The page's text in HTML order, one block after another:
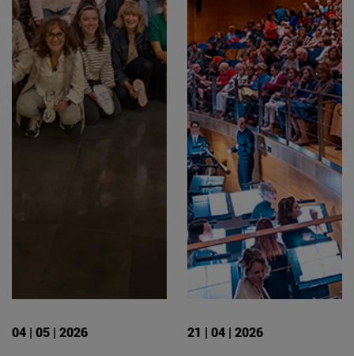
04 | 05 | 2026 21 | 04 | 2026